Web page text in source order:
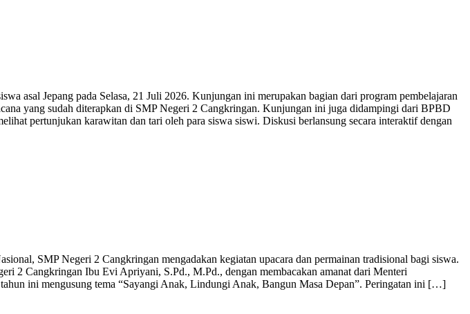
asal Jepang pada Selasa, 21 Juli 2026. Kunjungan ini merupakan bagian dari program pembelajaran
yang sudah diterapkan di SMP Negeri 2 Cangkringan. Kunjungan ini juga didampingi dari BPBD
pertunjukan karawitan dan tari oleh para siswa siswi. Diskusi berlansung secara interaktif dengan
SMP Negeri 2 Cangkringan mengadakan kegiatan upacara dan permainan tradisional bagi siswa.
2 Cangkringan Ibu Evi Apriyani, S.Pd., M.Pd., dengan membacakan amanat dari Menteri
ini mengusung tema “Sayangi Anak, Lindungi Anak, Bangun Masa Depan”. Peringatan ini […]